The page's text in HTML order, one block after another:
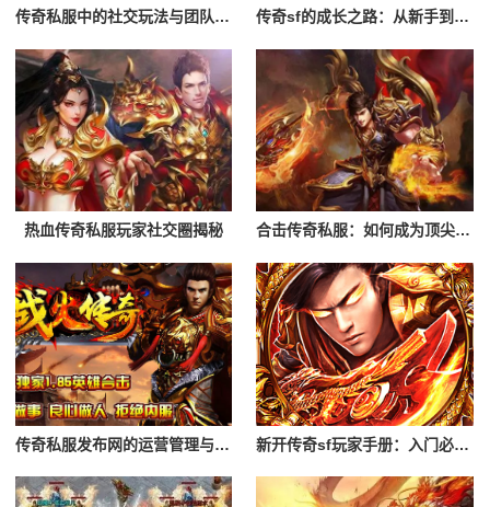
传奇私服中的社交玩法与团队合作 传奇sf的成长之路：从新手到高手
热血传奇私服玩家社交圈揭秘 合击传奇私服：如何成为顶尖玩家
传奇私服发布网的运营管理与创新 新开传奇sf玩家手册：入门必读攻略